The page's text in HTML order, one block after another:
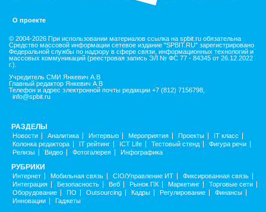
О проекте
© 2004-2026 При использовании материалов ссылка на spbit.ru обязательна
Средство массовой информации сетевое издание "SPBIT.RU" зарегистрировано
Федеральной службы по надзору в сфере связи, информационных технологий и
массовых коммуникаций (реестровая запись ЭЛ № ФС 77 - 84345 от 26.12.2022
г.).
Учредитель СМИ Янкевич А.В
Главный редактор Янкевич А.В
Телефон и адрес электронной почты редакции +7 (812) 7156798,
info@spbit.ru
РАЗДЕЛЫ
Новости Аналитика Интервью Мероприятия Проекты
IT класс
Колонка редактора
IT рейтинг ICT Life Тестовый стенд
Фигура речи
Релизы
Видео Фотогалерея Инфографика
РУБРИКИ
Интернет Мобильная связь CIO/Управление ИТ
Фиксированная связь
Интеграция
Безопасность Веб Рынок ПК Маркетинг
Торговые сети
Оборудование
ПО Outsourcing Кадры Регулирование
Финансы
Инновации
Гаджеты